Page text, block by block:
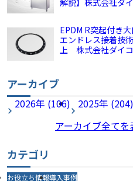
解説】株式会社ダ
EPDM R突起付き
エンドレス接着技
上 株式会社ダイ
アーカイブ
2026年 (106)
2025年 (204)
アーカイブ全てを
カテゴリ
お役立ち情報導入事例